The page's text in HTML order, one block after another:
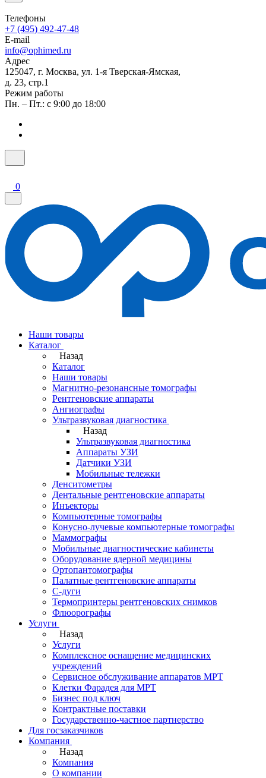
Телефоны
+7 (495) 492-47-48
E-mail
info@ophimed.ru
Адрес
125047, г. Москва, ул. 1-я Тверская-Ямская,
д. 23, стр.1
Режим работы
Пн. – Пт.: с 9:00 до 18:00
0
Наши товары
Каталог
Назад
Каталог
Наши товары
Магнитно-резонансные томографы
Рентгеновские аппараты
Ангиографы
Ультразвуковая диагностика
Назад
Ультразвуковая диагностика
Аппараты УЗИ
Датчики УЗИ
Мобильные тележки
Денситометры
Дентальные рентгеновские аппараты
Инъекторы
Компьютерные томографы
Конусно-лучевые компьютерные томографы
Маммографы
Мобильные диагностические кабинеты
Оборудование ядерной медицины
Ортопантомографы
Палатные рентгеновские аппараты
С-дуги
Термопринтеры рентгеновских снимков
Флюорографы
Услуги
Назад
Услуги
Комплексное оснащение медицинских
учреждений
Сервисное обслуживание аппаратов МРТ
Клетки Фарадея для МРТ
Бизнес под ключ
Контрактные поставки
Государственно-частное партнерство
Для госзаказчиков
Компания
Назад
Компания
О компании